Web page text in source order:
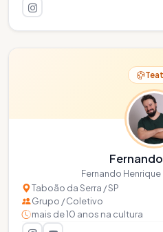
Fernando
Taboão da Serra / SP
Grupo / Coletivo
mais de 10 anos na cultura